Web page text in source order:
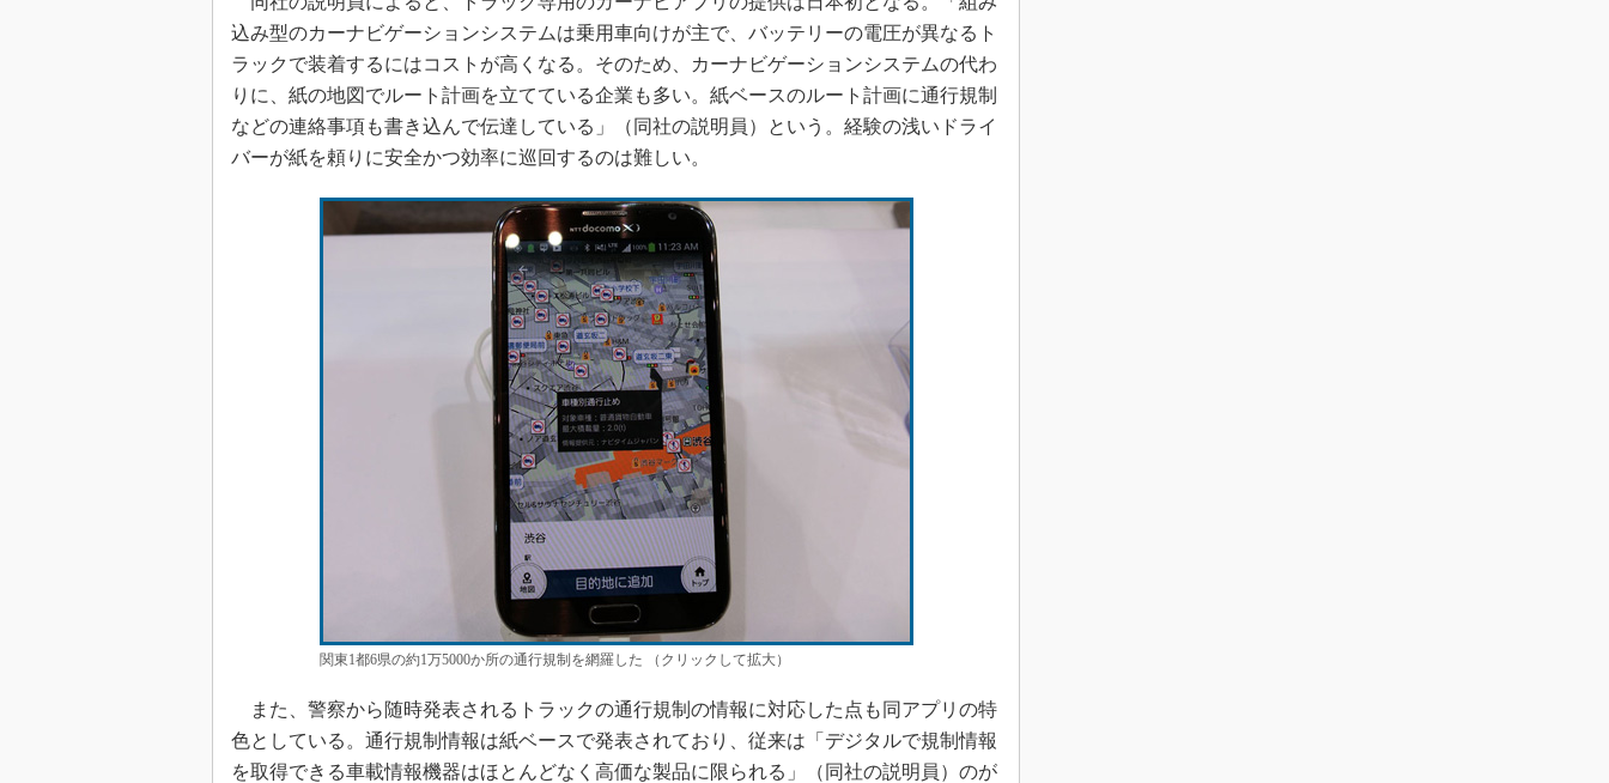
込み型のカーナビゲーションシステムは乗用車向けが主で、バッテリーの電圧が異なるト
ラックで装着するにはコストが高くなる。そのため、カーナビゲーションシステムの代わ
りに、紙の地図でルート計画を立てている企業も多い。紙ベースのルート計画に通行規制
などの連絡事項も書き込んで伝達している」（同社の説明員）という。経験の浅いドライ
バーが紙を頼りに安全かつ効率に巡回するのは難しい。
関東1都6県の約1万5000か所の通行規制を網羅した （クリックして拡大）
また、警察から随時発表されるトラックの通行規制の情報に対応した点も同アプリの特
色としている。通行規制情報は紙ベースで発表されており、従来は「デジタルで規制情報
を取得できる車載情報機器はほとんどなく高価な製品に限られる」（同社の説明員）のが